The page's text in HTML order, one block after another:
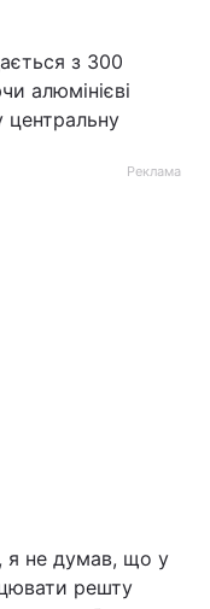
з 300
алюмінієві
центральну
Реклама
я не думав, що у
решту